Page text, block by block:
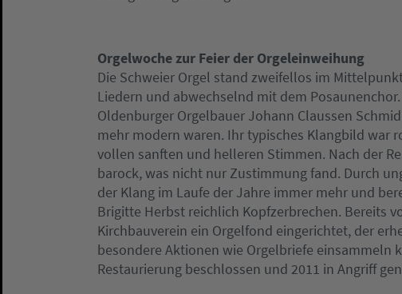
Orgelwoche zur Feier der Orgeleinweihung
Die Schweier Orgel stand zweifellos im
Liedern und abwechselnd mit dem
Oldenburger Orgelbauer Johann Claussen
mehr modern waren. Ihr typisches Klangbild war
vollen sanften und helleren Stimmen. Nach der
barock, was nicht nur Zustimmung fand. Durch
der Klang im Laufe der Jahre immer mehr und
Brigitte Herbst reichlich Kopfzerbrechen. Bereits
Kirchbauverein ein Orgelfond eingerichtet, der
besondere Aktionen wie Orgelbriefe einsammeln
Restaurierung beschlossen und 2011 in Angriff